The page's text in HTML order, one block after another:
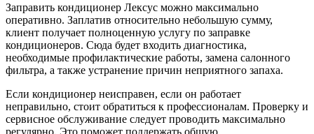
Заправить кондиционер Лексус можно максимально
оперативно. Заплатив относительно небольшую сумму,
клиент получает полноценную услугу по заправке
кондиционеров. Сюда будет входить диагностика,
необходимые профилактические работы, замена салонного
фильтра, а также устранение причин неприятного запаха.
Если кондиционер неисправен, если он работает
неправильно, стоит обратиться к профессионалам. Проверку и
сервисное обслуживание следует проводить максимально
регулярно. Это поможет поддержать общую